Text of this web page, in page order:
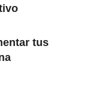
tus